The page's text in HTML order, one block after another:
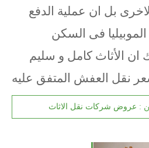
بل ان عملية الدفع
فى السكن
ان الأثاث كامل و سليم
نقل العفش المتفق عليه
: عروض شركات نقل الاثاث